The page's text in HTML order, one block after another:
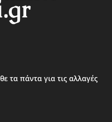
τα πάντα για τις αλλαγές